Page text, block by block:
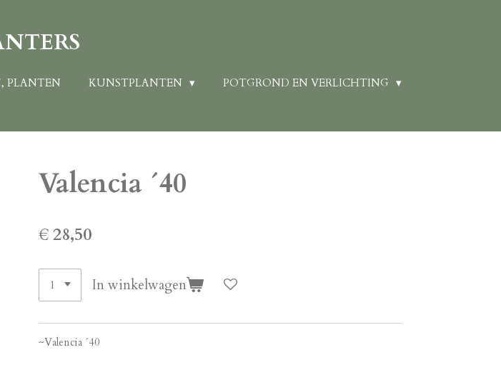
PLANTEN KUNSTPLANTEN
POTGROND EN VERLICHTING
Valencia ´40
€ 28,50
In winkelwagen
~Valencia ´40